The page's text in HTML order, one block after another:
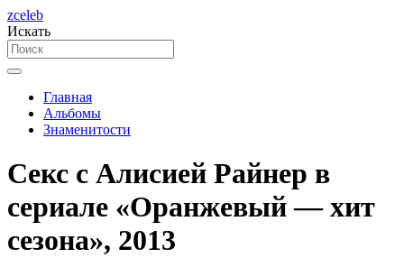
zceleb
Искать
Главная
Альбомы
Знаменитости
Секс с Алисией Райнер в
сериале «Оранжевый — хит
сезона», 2013